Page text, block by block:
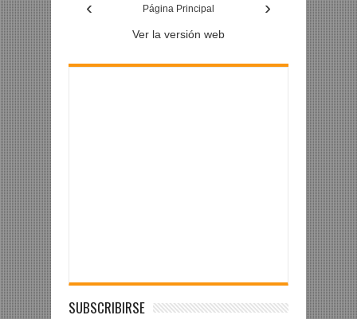
Facebook
‹ ›
Página Principal
Ver la versión web
SUBSCRIBIRSE